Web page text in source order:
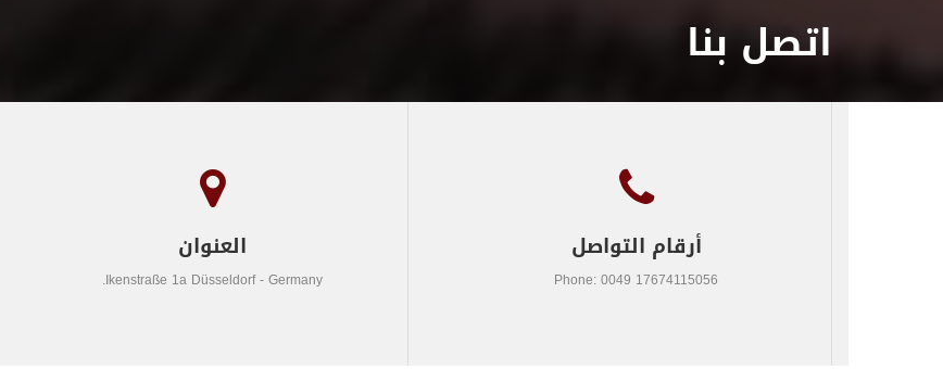
اتصل بنا
أرقام التواصل
Phone: 0049 17674115056
العنوان
Ikenstraße 1a Düsseldorf - Germany.